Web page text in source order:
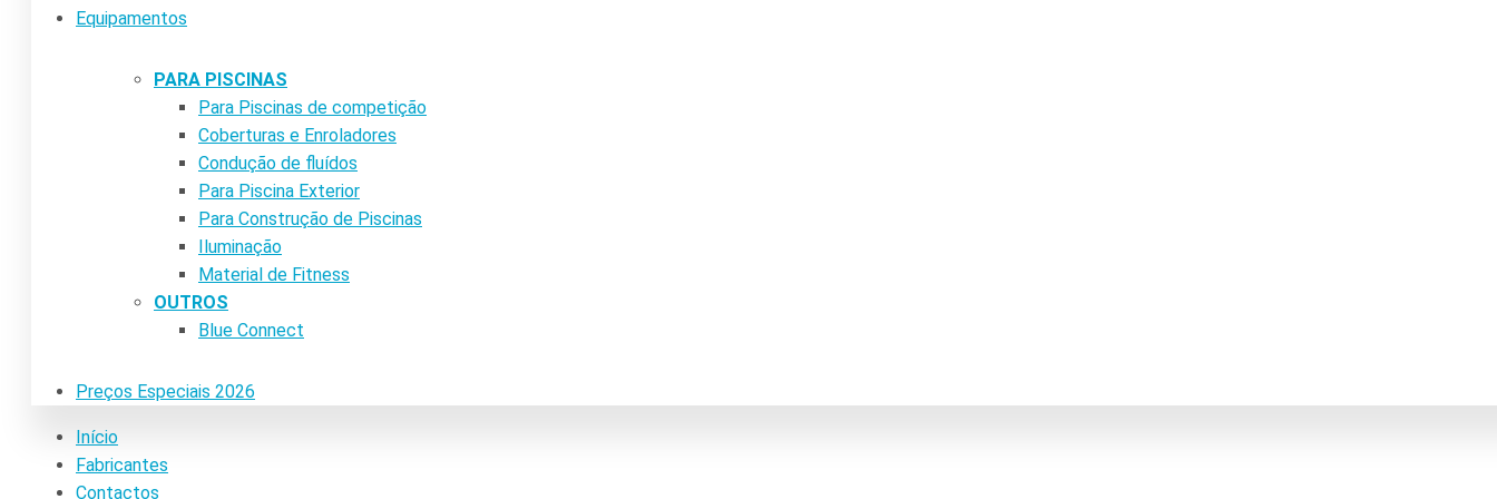
Equipamentos
PARA PISCINAS
Para Piscinas de competição
Coberturas e Enroladores
Condução de fluídos
Para Piscina Exterior
Para Construção de Piscinas
Iluminação
Material de Fitness
OUTROS
Blue Connect
Preços Especiais 2026
Início
Fabricantes
Contactos